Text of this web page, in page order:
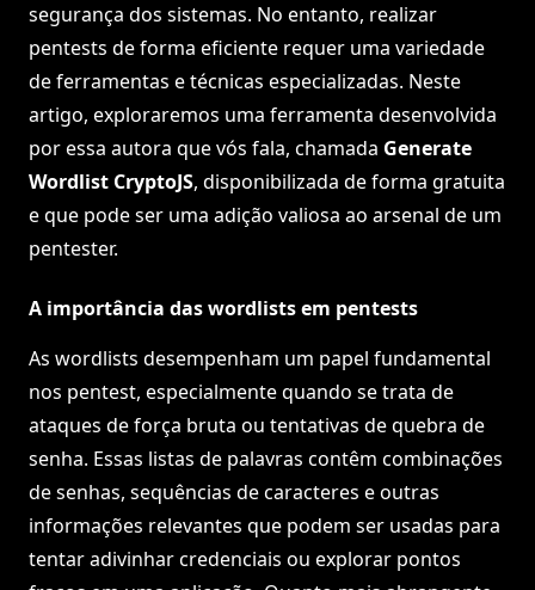
segurança dos sistemas. No entanto, realizar
pentests de forma eficiente requer uma variedade
de ferramentas e técnicas especializadas. Neste
artigo, exploraremos uma ferramenta desenvolvida
por essa autora que vós fala, chamada Generate
Wordlist CryptoJS, disponibilizada de forma gratuita
e que pode ser uma adição valiosa ao arsenal de um
pentester.
A importância das wordlists em pentests
As wordlists desempenham um papel fundamental
nos pentest, especialmente quando se trata de
ataques de força bruta ou tentativas de quebra de
senha. Essas listas de palavras contêm combinações
de senhas, sequências de caracteres e outras
informações relevantes que podem ser usadas para
tentar adivinhar credenciais ou explorar pontos